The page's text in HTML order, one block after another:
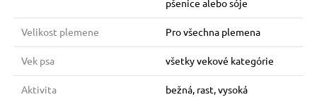
pšenice alebo sóje
Velikost plemene Pro všechna plemena
Vek psa všetky vekové kategórie
Aktivita bežná, rast, vysoká